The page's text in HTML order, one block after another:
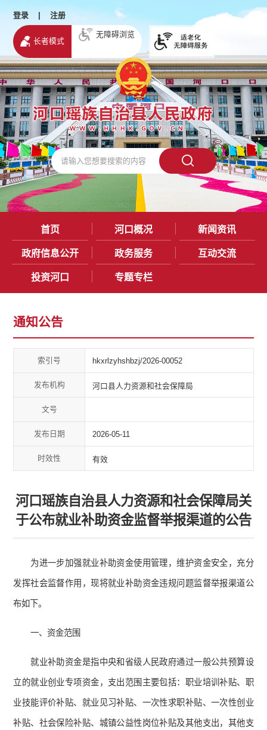
登录 | 注册
长者模式
无障碍浏览
首页 河口概况 新闻资讯
政府信息公开 政务服务 互动交流
投资河口 专题专栏
通知公告
索引号 hkxrlzyhshbzj/2026-00052
发布机构 河口县人力资源和社会保障局
文号
发布日期 2026-05-11
时效性 有效
河口瑶族自治县人力资源和社会保障局关
于公布就业补助资金监督举报渠道的公告
为进一步加强就业补助资金使用管理，维护资金安全，充分
发挥社会监督作用，现将就业补助资金违规问题监督举报渠道公
布如下。
一、资金范围
就业补助资金是指中央和省级人民政府通过一般公共预算设
立的就业创业专项资金，支出范围主要包括：职业培训补贴、职
业技能评价补贴、就业见习补贴、一次性求职补贴、一次性创业
补贴、社会保险补贴、城镇公益性岗位补贴及其他支出，其他支